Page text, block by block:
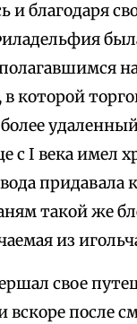
и благодаря
, в которой
более
с I века имел
такой же
из
свое
вскоре после